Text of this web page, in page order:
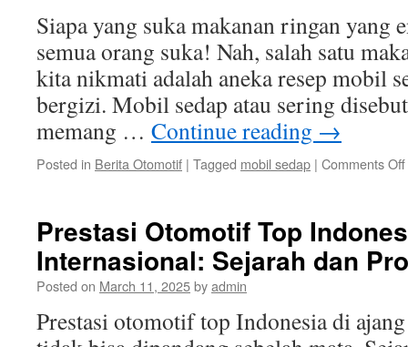
Siapa yang suka makanan ringan yang
semua orang suka! Nah, salah satu
kita nikmati adalah aneka resep mobil
bergizi. Mobil sedap atau sering
memang … Continue reading →
Posted in Berita Otomotif | Tagged mobil sedap | Comments Off
Prestasi Otomotif Top
Internasional: Sejarah dan
Posted on March 11, 2025byadmin
Prestasi otomotif top Indonesia di